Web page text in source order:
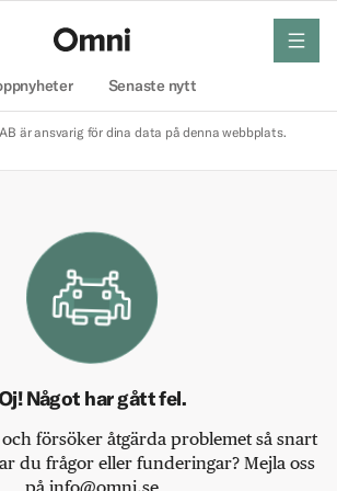
Senaste nytt
meny
är ansvarig för dina data på denna webbplats.
Oj! Något har gått fel.
försöker åtgärda problemet så snart
du frågor eller funderingar? Mejla oss